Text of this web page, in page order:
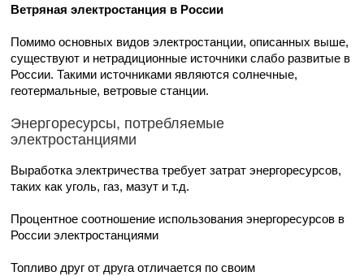
Ветряная электростанция в России
Помимо основных видов электростанции, описанных выше,
существуют и нетрадиционные источники слабо развитые в
России. Такими источниками являются солнечные,
геотермальные, ветровые станции.
Энергоресурсы, потребляемые
электростанциями
Выработка электричества требует затрат энергоресурсов,
таких как уголь, газ, мазут и т.д.
Процентное соотношение использования энергоресурсов в
России электростанциями
Топливо друг от друга отличается по своим